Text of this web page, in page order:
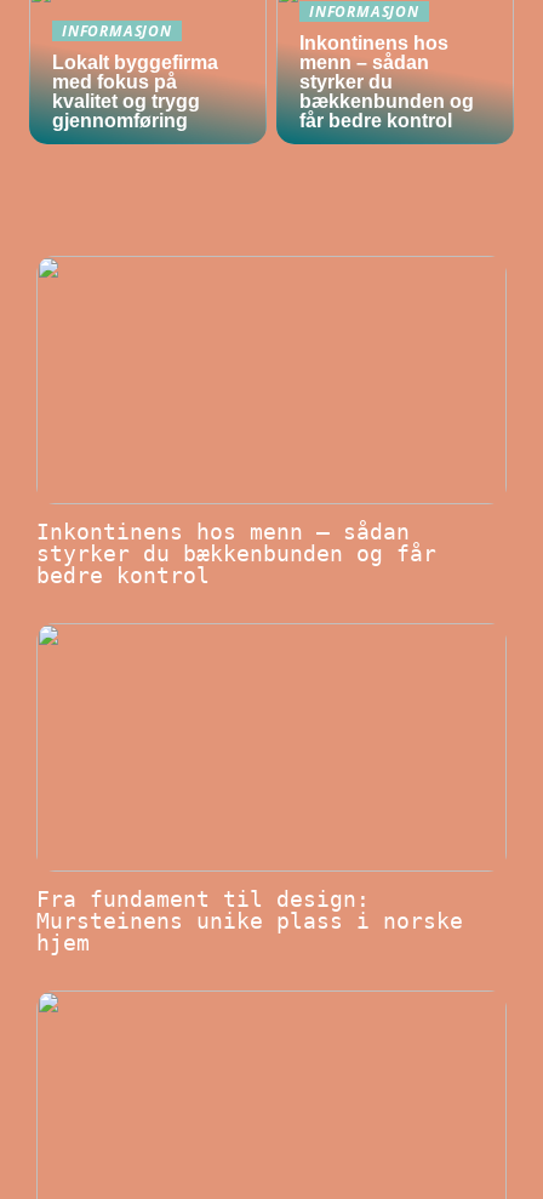
INFORMASJON
Lokalt byggefirma
med fokus på
kvalitet og trygg
gjennomføring
INFORMASJON
Inkontinens hos
menn – sådan
styrker du
bækkenbunden og
får bedre kontrol
Inkontinens hos menn – sådan
styrker du bækkenbunden og får
bedre kontrol
Fra fundament til design:
Mursteinens unike plass i norske
hjem